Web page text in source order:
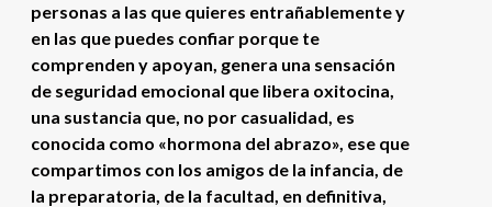
personas a las que quieres entrañablemente y
en las que puedes confiar porque te
comprenden y apoyan, genera una sensación
de seguridad emocional que libera oxitocina,
una sustancia que, no por casualidad, es
conocida como «hormona del abrazo», ese que
compartimos con los amigos de la infancia, de
la preparatoria, de la facultad, en definitiva,